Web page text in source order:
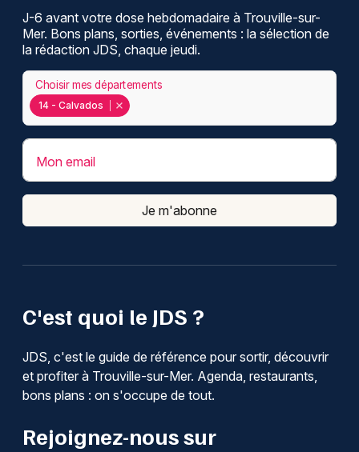
C'est quoi le JDS ?
JDS, c'est le guide de référence pour sortir, découvrir
et profiter à Trouville-sur-Mer. Agenda, restaurants,
bons plans : on s'occupe de tout.
Rejoignez-nous sur
J-6 avant votre dose hebdomadaire à Trouville-sur-
Mer. Bons plans, sorties, événements : la sélection de
la rédaction JDS, chaque jeudi.
14 - Calvados
Choisir mes départements
Mon email
Je m'abonne